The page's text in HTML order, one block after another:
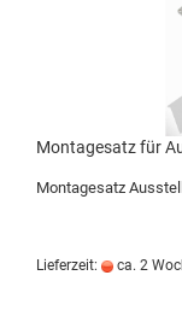
Montagesatz für
Montagesatz
Lieferzeit: ca. 2